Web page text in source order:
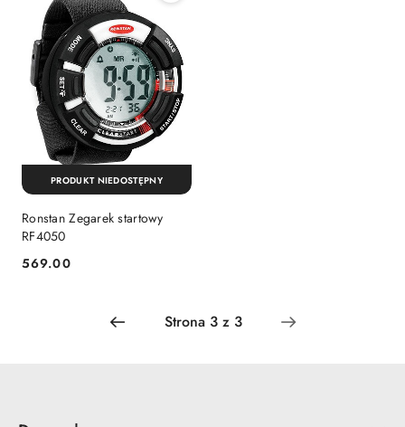
Ronstan Zegarek startowy
RF4050
Cena:
569.00
PRODUKT NIEDOSTĘPNY